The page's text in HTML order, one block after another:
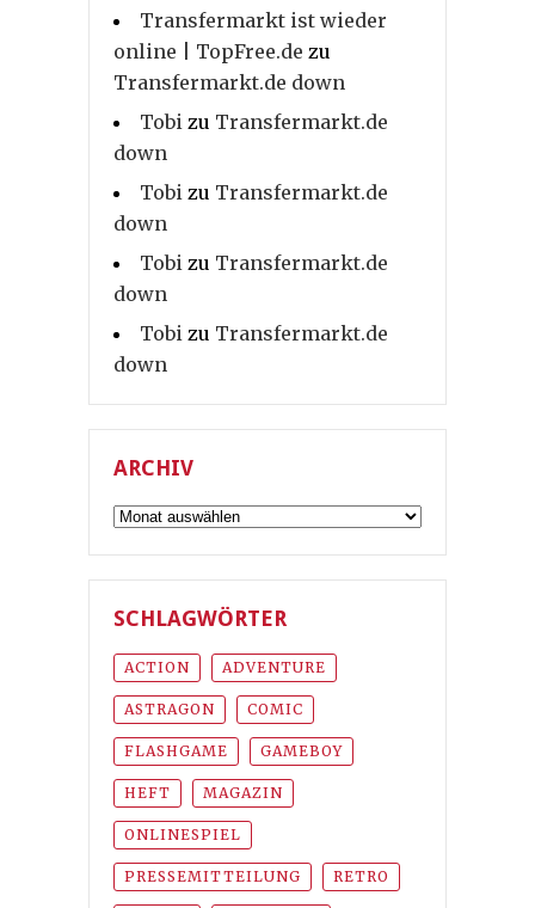
Transfermarkt ist wieder
online | TopFree.de zu
Transfermarkt.de down
Tobi zu Transfermarkt.de
down
Tobi zu Transfermarkt.de
down
Tobi zu Transfermarkt.de
down
Tobi zu Transfermarkt.de
down
ARCHIV
Archiv
SCHLAGWÖRTER
ACTION ADVENTURE
ASTRAGON COMIC
FLASHGAME GAMEBOY
HEFT MAGAZIN
ONLINESPIEL
PRESSEMITTEILUNG RETRO